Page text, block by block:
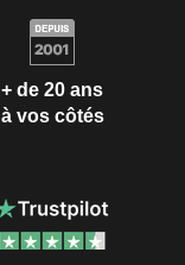
+ de 20 ans
à vos côtés